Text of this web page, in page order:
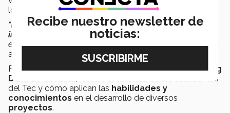
los socios formadores.
“Los jóvenes desarrollaron un proyecto deexpansión
internacional
, lo más importante es aprender a trabajar
en una empresa, tienen que entender la vida profesional” ,
agregó.
Finalmente,Cristina Mora Muñoz, subgerente de Big
Data de Soriana, resaltó el talento de los estudiantes
del Tec y cómo aplican las habilidades y
conocimientos en el desarrollo de diversos
proyectos.
Recibe nuestro newsletter de
noticias: